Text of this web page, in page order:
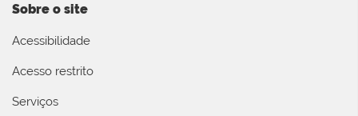
Sobre o site
Acessibilidade
Acesso restrito
Serviços